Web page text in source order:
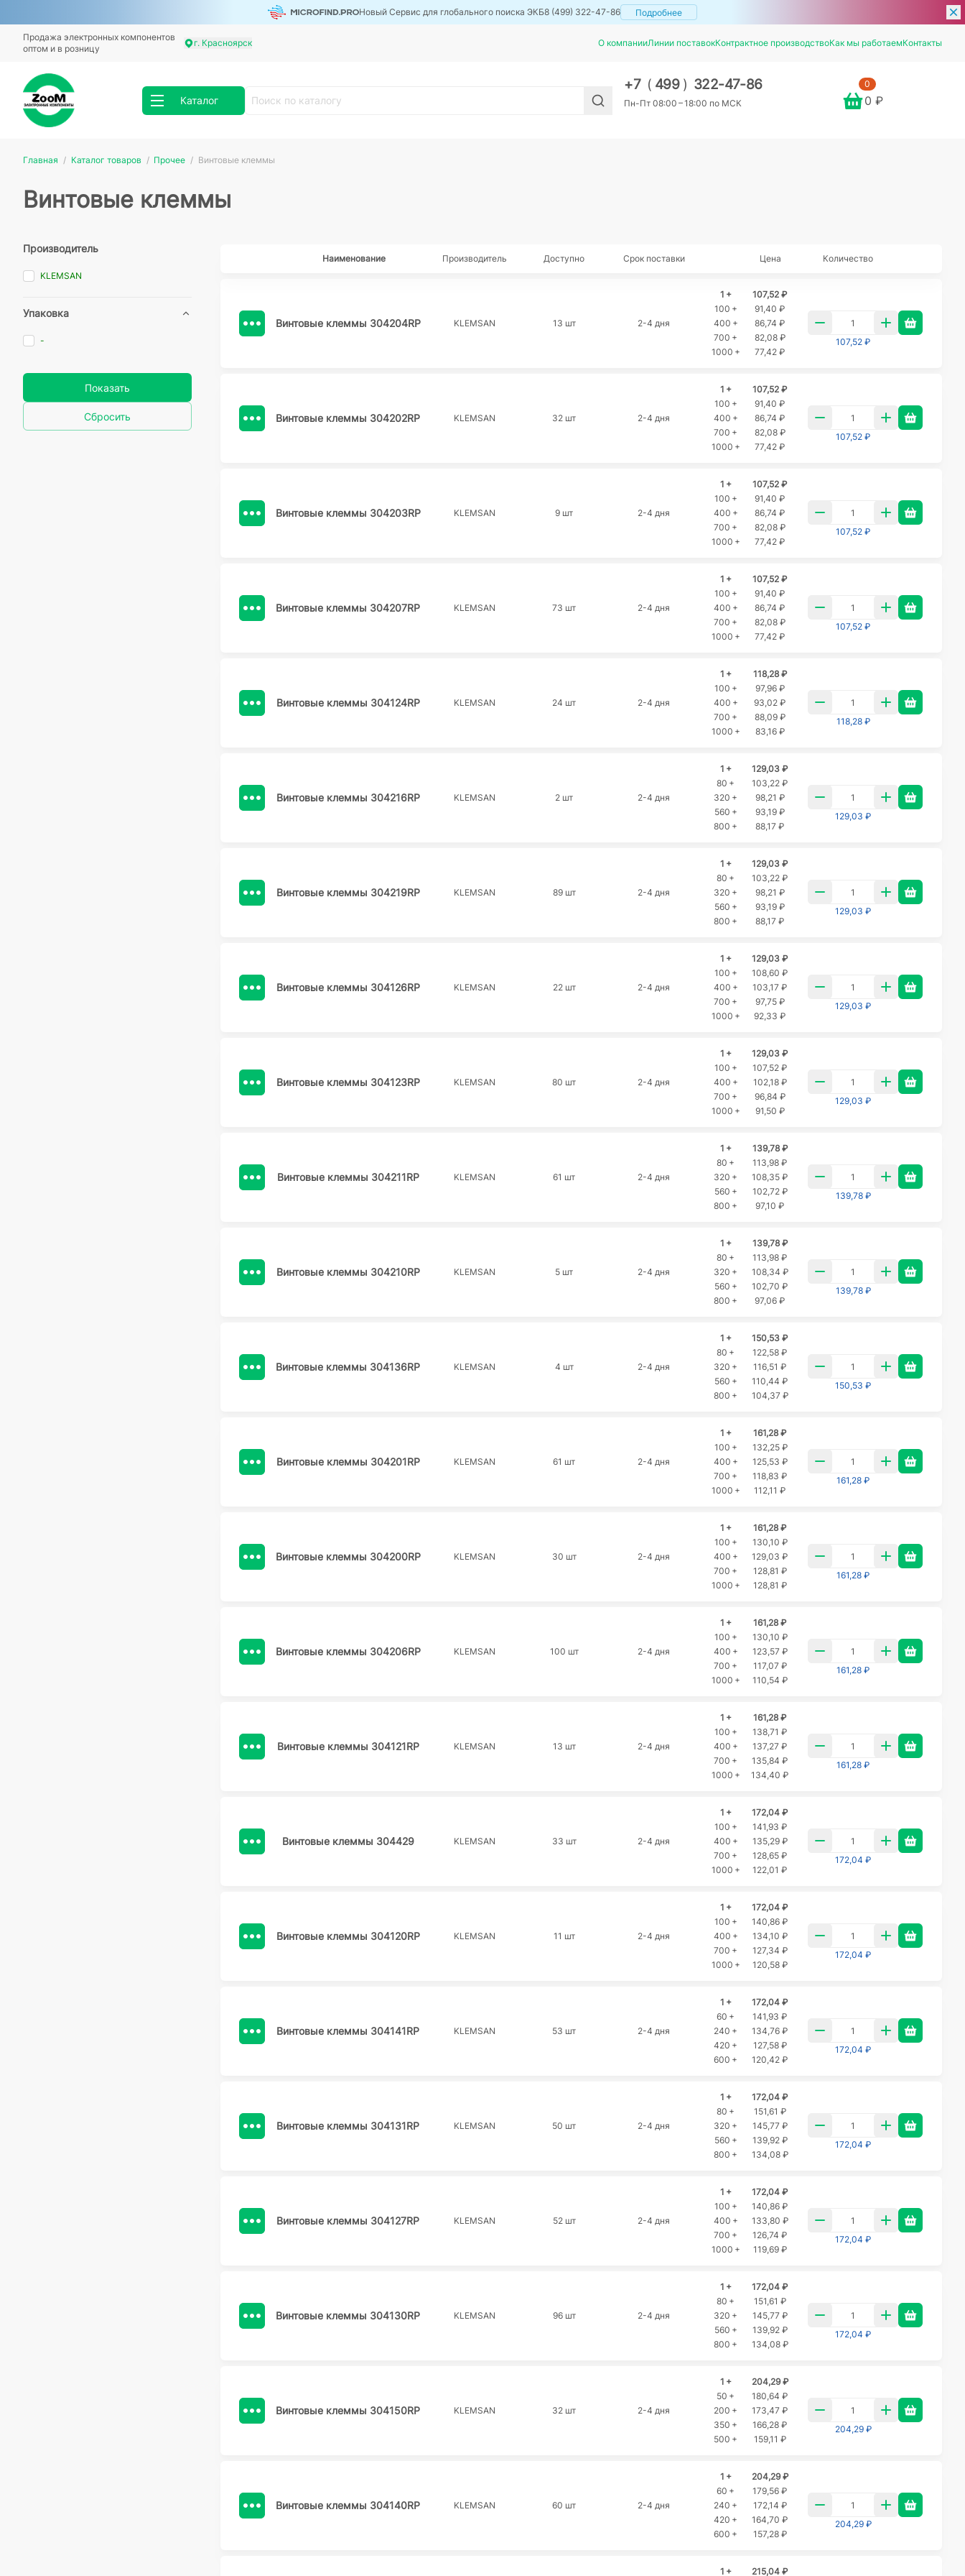
Новый Сервис для глобального поиска ЭКБ8 (499) 322-47-86 Подробнее
Продажа электронных компонентов
оптом и в розницу
г. Красноярск О компанииЛинии поставокКонтрактное производствоКак мы работаемКонтакты
Каталог
+7 ( 499 ) 322-47-86
Пн-Пт 08:00 – 18:00 по МСК
0
0 ₽
Главная Каталог товаров Прочее Винтовые клеммы
Винтовые клеммы
Производитель
KLEMSAN
Упаковка
-
Показать
Сбросить
Наименование Производитель Доступно Срок поставки Цена Количество
Винтовые клеммы 304204RP KLEMSAN 13 шт 2-4 дня
1 +
107,52 ₽
100 +
91,40 ₽
400 +
86,74 ₽
700 +
82,08 ₽
1000 +
77,42 ₽
107,52 ₽
Винтовые клеммы 304202RP KLEMSAN 32 шт 2-4 дня
1 +
107,52 ₽
100 +
91,40 ₽
400 +
86,74 ₽
700 +
82,08 ₽
1000 +
77,42 ₽
107,52 ₽
Винтовые клеммы 304203RP KLEMSAN 9 шт 2-4 дня
1 +
107,52 ₽
100 +
91,40 ₽
400 +
86,74 ₽
700 +
82,08 ₽
1000 +
77,42 ₽
107,52 ₽
Винтовые клеммы 304207RP KLEMSAN 73 шт 2-4 дня
1 +
107,52 ₽
100 +
91,40 ₽
400 +
86,74 ₽
700 +
82,08 ₽
1000 +
77,42 ₽
107,52 ₽
Винтовые клеммы 304124RP KLEMSAN 24 шт 2-4 дня
1 +
118,28 ₽
100 +
97,96 ₽
400 +
93,02 ₽
700 +
88,09 ₽
1000 +
83,16 ₽
118,28 ₽
Винтовые клеммы 304216RP KLEMSAN 2 шт 2-4 дня
1 +
129,03 ₽
80 +
103,22 ₽
320 +
98,21 ₽
560 +
93,19 ₽
800 +
88,17 ₽
129,03 ₽
Винтовые клеммы 304219RP KLEMSAN 89 шт 2-4 дня
1 +
129,03 ₽
80 +
103,22 ₽
320 +
98,21 ₽
560 +
93,19 ₽
800 +
88,17 ₽
129,03 ₽
Винтовые клеммы 304126RP KLEMSAN 22 шт 2-4 дня
1 +
129,03 ₽
100 +
108,60 ₽
400 +
103,17 ₽
700 +
97,75 ₽
1000 +
92,33 ₽
129,03 ₽
Винтовые клеммы 304123RP KLEMSAN 80 шт 2-4 дня
1 +
129,03 ₽
100 +
107,52 ₽
400 +
102,18 ₽
700 +
96,84 ₽
1000 +
91,50 ₽
129,03 ₽
Винтовые клеммы 304211RP KLEMSAN 61 шт 2-4 дня
1 +
139,78 ₽
80 +
113,98 ₽
320 +
108,35 ₽
560 +
102,72 ₽
800 +
97,10 ₽
139,78 ₽
Винтовые клеммы 304210RP KLEMSAN 5 шт 2-4 дня
1 +
139,78 ₽
80 +
113,98 ₽
320 +
108,34 ₽
560 +
102,70 ₽
800 +
97,06 ₽
139,78 ₽
Винтовые клеммы 304136RP KLEMSAN 4 шт 2-4 дня
1 +
150,53 ₽
80 +
122,58 ₽
320 +
116,51 ₽
560 +
110,44 ₽
800 +
104,37 ₽
150,53 ₽
Винтовые клеммы 304201RP KLEMSAN 61 шт 2-4 дня
1 +
161,28 ₽
100 +
132,25 ₽
400 +
125,53 ₽
700 +
118,83 ₽
1000 +
112,11 ₽
161,28 ₽
Винтовые клеммы 304200RP KLEMSAN 30 шт 2-4 дня
1 +
161,28 ₽
100 +
130,10 ₽
400 +
129,03 ₽
700 +
128,81 ₽
1000 +
128,81 ₽
161,28 ₽
Винтовые клеммы 304206RP KLEMSAN 100 шт 2-4 дня
1 +
161,28 ₽
100 +
130,10 ₽
400 +
123,57 ₽
700 +
117,07 ₽
1000 +
110,54 ₽
161,28 ₽
Винтовые клеммы 304121RP KLEMSAN 13 шт 2-4 дня
1 +
161,28 ₽
100 +
138,71 ₽
400 +
137,27 ₽
700 +
135,84 ₽
1000 +
134,40 ₽
161,28 ₽
Винтовые клеммы 304429 KLEMSAN 33 шт 2-4 дня
1 +
172,04 ₽
100 +
141,93 ₽
400 +
135,29 ₽
700 +
128,65 ₽
1000 +
122,01 ₽
172,04 ₽
Винтовые клеммы 304120RP KLEMSAN 11 шт 2-4 дня
1 +
172,04 ₽
100 +
140,86 ₽
400 +
134,10 ₽
700 +
127,34 ₽
1000 +
120,58 ₽
172,04 ₽
Винтовые клеммы 304141RP KLEMSAN 53 шт 2-4 дня
1 +
172,04 ₽
60 +
141,93 ₽
240 +
134,76 ₽
420 +
127,58 ₽
600 +
120,42 ₽
172,04 ₽
Винтовые клеммы 304131RP KLEMSAN 50 шт 2-4 дня
1 +
172,04 ₽
80 +
151,61 ₽
320 +
145,77 ₽
560 +
139,92 ₽
800 +
134,08 ₽
172,04 ₽
Винтовые клеммы 304127RP KLEMSAN 52 шт 2-4 дня
1 +
172,04 ₽
100 +
140,86 ₽
400 +
133,80 ₽
700 +
126,74 ₽
1000 +
119,69 ₽
172,04 ₽
Винтовые клеммы 304130RP KLEMSAN 96 шт 2-4 дня
1 +
172,04 ₽
80 +
151,61 ₽
320 +
145,77 ₽
560 +
139,92 ₽
800 +
134,08 ₽
172,04 ₽
Винтовые клеммы 304150RP KLEMSAN 32 шт 2-4 дня
1 +
204,29 ₽
50 +
180,64 ₽
200 +
173,47 ₽
350 +
166,28 ₽
500 +
159,11 ₽
204,29 ₽
Винтовые клеммы 304140RP KLEMSAN 60 шт 2-4 дня
1 +
204,29 ₽
60 +
179,56 ₽
240 +
172,14 ₽
420 +
164,70 ₽
600 +
157,28 ₽
204,29 ₽
1 + 215,04 ₽